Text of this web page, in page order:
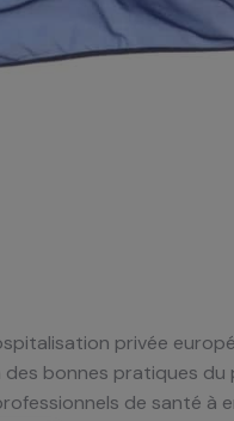
privée
bonnes pratiques du
de santé à